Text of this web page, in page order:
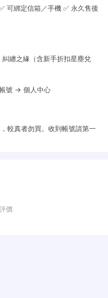
可綁定信箱／手機 ✅ 永久售後
纏之緣（含新手折扣星塵兌
號 → 個人中心
較真者勿買。收到帳號請第一
價